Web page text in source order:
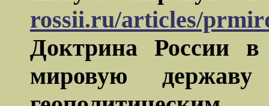
rossii.ru/articles/
Доктрина России
мировую